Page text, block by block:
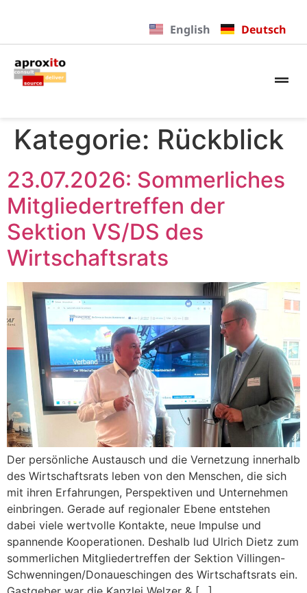
English Deutsch
Kategorie: Rückblick
23.07.2026: Sommerliches
Mitgliedertreffen der
Sektion VS/DS des
Wirtschaftsrats
Der persönliche Austausch und die Vernetzung innerhalb
des Wirtschaftsrats leben von den Menschen, die sich
mit ihren Erfahrungen, Perspektiven und Unternehmen
einbringen. Gerade auf regionaler Ebene entstehen
dabei viele wertvolle Kontakte, neue Impulse und
spannende Kooperationen. Deshalb lud Ulrich Dietz zum
sommerlichen Mitgliedertreffen der Sektion Villingen-
Schwenningen/Donaueschingen des Wirtschaftsrats ein.